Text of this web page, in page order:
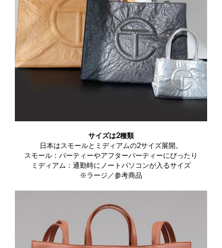
サイズは2種類
日本はスモールとミディアムの2サイズ展開。
スモール：パーティーやアフターパーティーにぴったり
ミディアム：通勤時にノートパソコンが入るサイズ
※ラージ／参考商品